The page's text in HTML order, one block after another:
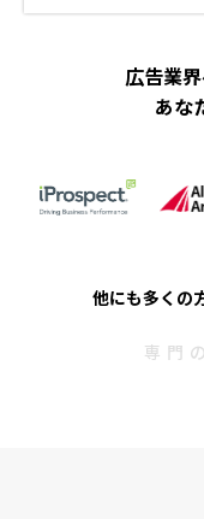
広告業
あな
他にも多くの
専門